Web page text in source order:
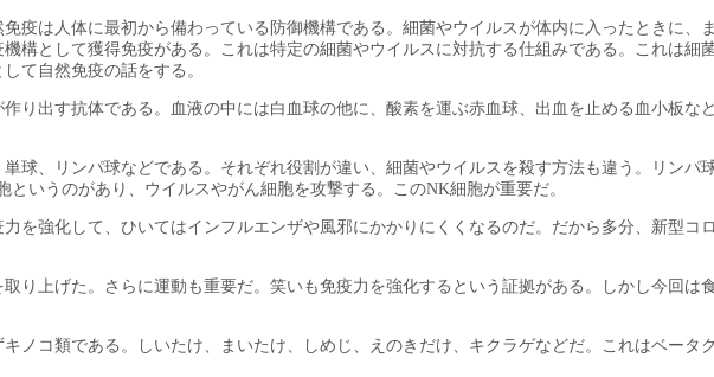
疫は人体に最初から備わっている防御機構である。細菌やウイルスが体内に入ったときに、
構として獲得免疫がある。これは特定の細菌やウイルスに対抗する仕組みである。これは細
て自然免疫の話をする。
り出す抗体である。血液の中には白血球の他に、酸素を運ぶ赤血球、出血を止める血小板な
球、リンパ球などである。それぞれ役割が違い、細菌やウイルスを殺す方法も違う。リンパ
というのがあり、ウイルスやがん細胞を攻撃する。このNK細胞が重要だ。
を強化して、ひいてはインフルエンザや風邪にかかりにくくなるのだ。だから多分、新型コ
り上げた。さらに運動も重要だ。笑いも免疫力を強化するという証拠がある。しかし今回は
ノコ類である。しいたけ、まいたけ、しめじ、えのきだけ、キクラゲなどだ。これはベータ